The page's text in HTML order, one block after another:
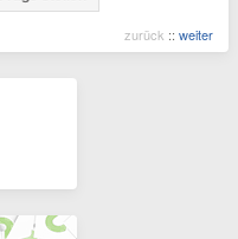
zurück :: weiter